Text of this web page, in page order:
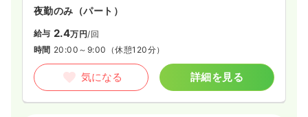
夜勤のみ（パート）
給与 2.4万円/回
時間 20:00～9:00 （休憩120分）
気になる 詳細を見る